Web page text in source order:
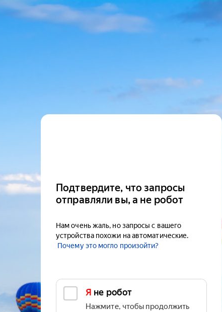
Подтвердите, что запросы
отправляли вы, а не робот
Нам очень жаль, но запросы с вашего
устройства похожи на автоматические.
Почему это могло произойти?
Я не робот
Нажмите, чтобы продолжить